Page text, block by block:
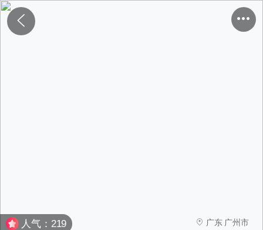
人气：219 广东 广州市